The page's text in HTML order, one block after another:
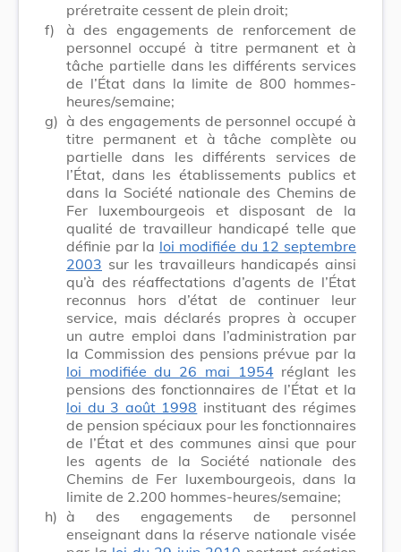
préretraite cessent de plein droit;
f)
à des engagements de renforcement de
personnel occupé à titre permanent et à
tâche partielle dans les différents services
de l’État dans la limite de 800 hommes-
heures/semaine;
g) à des engagements de personnel occupé à
titre permanent et à tâche complète ou
partielle dans les différents services de
l’État, dans les établissements publics et
dans la Société nationale des Chemins de
Fer luxembourgeois et disposant de la
qualité de travailleur handicapé telle que
définie par la loi modifiée du 12 septembre
2003 sur les travailleurs handicapés ainsi
qu’à des réaffectations d’agents de l’État
reconnus hors d’état de continuer leur
service, mais déclarés propres à occuper
un autre emploi dans l’administration par
la Commission des pensions prévue par la
loi modifiée du 26 mai 1954 réglant les
pensions des fonctionnaires de l’État et la
loi du 3 août 1998 instituant des régimes
de pension spéciaux pour les fonctionnaires
de l’État et des communes ainsi que pour
les agents de la Société nationale des
Chemins de Fer luxembourgeois, dans la
limite de 2.200 hommes-heures/semaine;
h) à des engagements de personnel
enseignant dans la réserve nationale visée